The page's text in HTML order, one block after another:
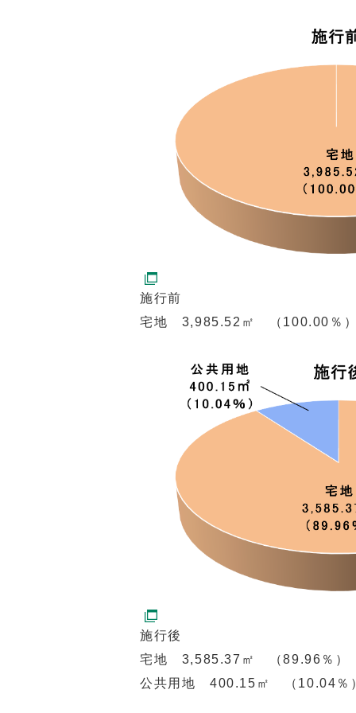
施行前
宅地 3,985.52㎡ （100.00％
施行後
宅地 3,585.37㎡ （89.96％）
公共用地 400.15㎡ （10.04％